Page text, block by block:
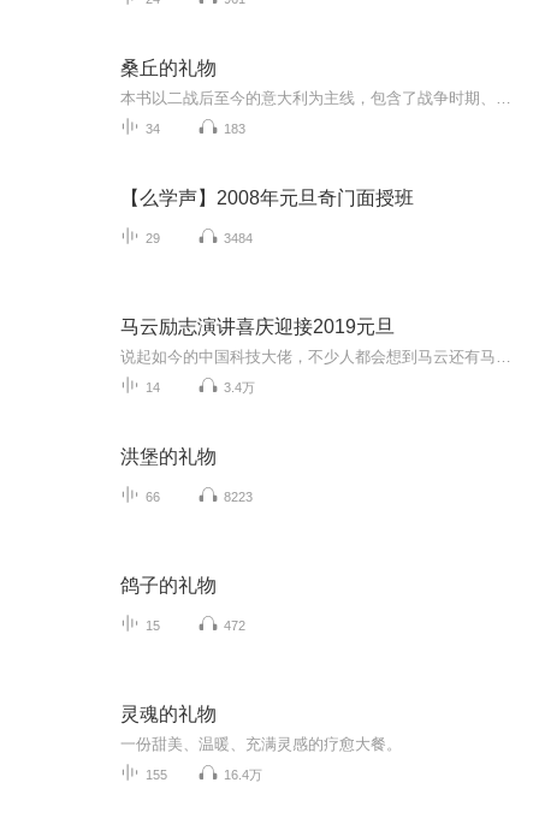
桑丘的礼物
34 183
【么学声】2008年元旦奇门面授班
29 3484
马云励志演讲喜庆迎接2019元旦
14 3.4万
洪堡的礼物
66 8223
鸽子的礼物
15 472
灵魂的礼物
一份甜美、温暖、充满灵感的疗愈大餐。
155 16.4万